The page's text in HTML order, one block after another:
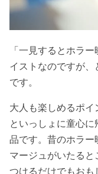
「一見するとホラ
イストなのですが
です。
大人も楽しめるポ
といっしょに童心
品です。昔のホラー
マージュがいたる
つけるだけでもおも